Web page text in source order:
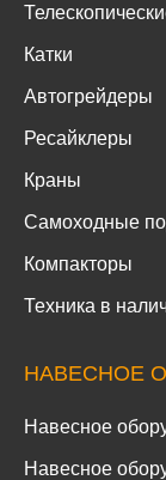
Катки
Автогрейдеры
Ресайклеры
Краны
Самоходные
Компакторы
Техника в
НАВЕСНОЕ
Навесное
Навесное